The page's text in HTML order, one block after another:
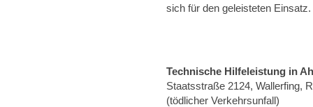
sich für den geleisteten Einsatz.
Technische Hilfeleistung in
Staatsstraße 2124, Wallerfing,
(tödlicher Verkehrsunfall)